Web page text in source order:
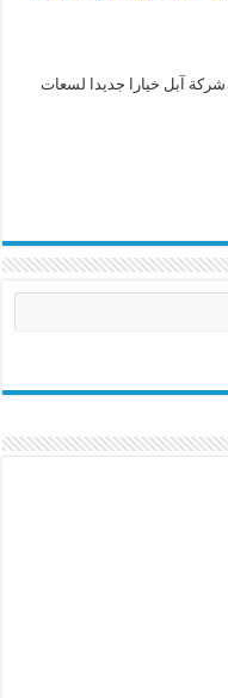
شركة آبل خيارا جديدا لسعات